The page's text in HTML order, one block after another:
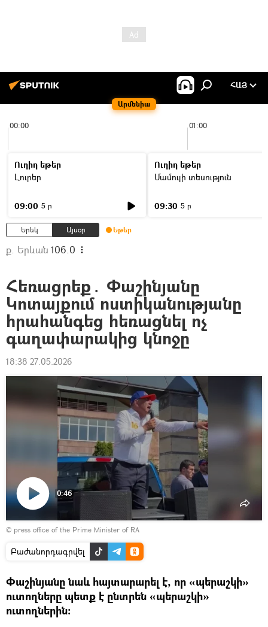
Արմենիա
ՀԱՅ
00:00 01:00
Ուղիղ եթեր
Լուրեր
09:00 5 ր
Ուղիղ եթեր
Մամուլի տեսություն
09:30 5 ր
Երեկ Այսօր Եթեր
ք. Երևան 106.0
Հեռացրեք․ Փաշինյանը
Կոտայքում ոստիկանությանը
հրահանգեց հեռացնել ոչ
գաղափարակից կնոջը
18:38 27.05.2026
Դիտել
տեսանյութը
0:46
© press office of the Prime Minister of RA
Բաժանորդագրվել
Փաշինյանը նաև հայտարարել է, որ «պերաշկի»
ուտողները պետք է ընտրեն «պերաշկի»
ուտողներին։